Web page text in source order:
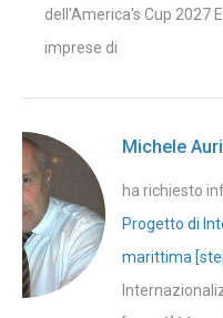
dell'America's Cup 2027
imprese di
Michele
ha richiesto
Progetto di
marittima